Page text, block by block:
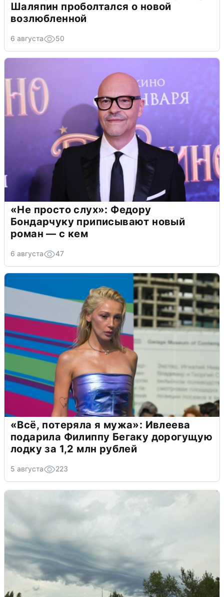
Шаляпин проболтался о новой
возлюбленной
6 августа 50
«Не просто слух»: Федору
Бондарчуку приписывают новый
роман — с кем
6 августа 47
«Всё, потеряла я мужа»: Ивлеева
подарила Филиппу Бегаку дорогущую
лодку за 1,2 млн рублей
5 августа 223